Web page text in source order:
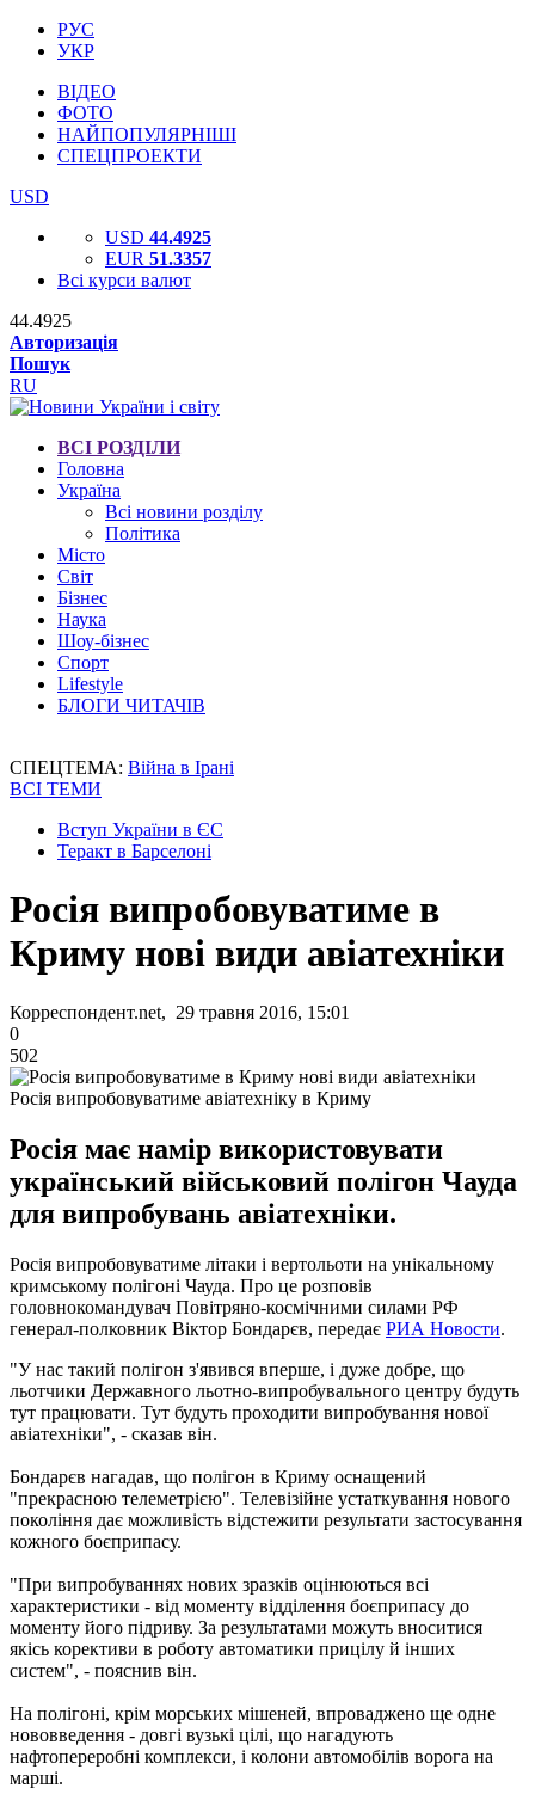
РУС
УКР
ВІДЕО
ФОТО
НАЙПОПУЛЯРНІШІ
СПЕЦПРОЕКТИ
USD
USD 44.4925
EUR 51.3357
Всі курси валют
44.4925
Авторизація
Пошук
RU
ВСІ РОЗДІЛИ
Головна
Україна
Всі новини розділу
Політика
Місто
Світ
Бізнес
Наука
Шоу-бізнес
Спорт
Lifestyle
БЛОГИ ЧИТАЧІВ
СПЕЦТЕМА: Війна в Ірані
ВСІ ТЕМИ
Вступ України в ЄС
Теракт в Барселоні
Росія випробовуватиме в
Криму нові види авіатехніки
Корреспондент.net, 29 травня 2016, 15:01
0
502
Росія випробовуватиме авіатехніку в Криму
Росія має намір використовувати
український військовий полігон Чауда
для випробувань авіатехніки.
Росія випробовуватиме літаки і вертольоти на унікальному
кримському полігоні Чауда. Про це розповів
головнокомандувач Повітряно-космічними силами РФ
генерал-полковник Віктор Бондарєв, передає РИА Новости.
"У нас такий полігон з'явився вперше, і дуже добре, що
льотчики Державного льотно-випробувального центру будуть
тут працювати. Тут будуть проходити випробування нової
авіатехніки", - сказав він.
Бондарєв нагадав, що полігон в Криму оснащений
"прекрасною телеметрією". Телевізійне устаткування нового
покоління дає можливість відстежити результати застосування
кожного боєприпасу.
"При випробуваннях нових зразків оцінюються всі
характеристики - від моменту відділення боєприпасу до
моменту його підриву. За результатами можуть вноситися
якісь корективи в роботу автоматики прицілу й інших
систем", - пояснив він.
На полігоні, крім морських мішеней, впроваджено ще одне
нововведення - довгі вузькі цілі, що нагадують
нафтопереробні комплекси, і колони автомобілів ворога на
марші.